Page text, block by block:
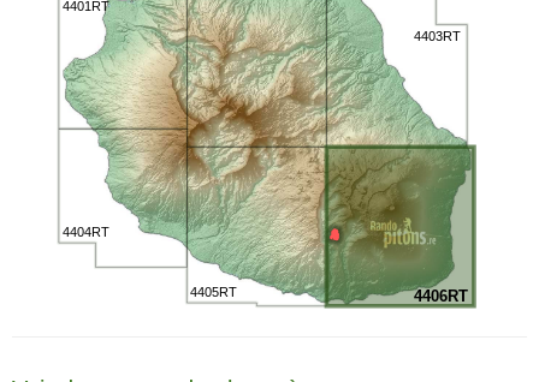
4401RT
4403RT
4404RT
4405RT 4406RT